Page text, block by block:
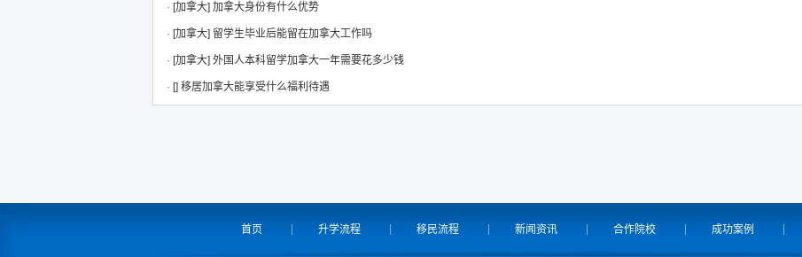
· [加拿大] 加拿大身份有什么优势
· [加拿大] 留学生毕业后能留在加拿大工作吗
· [加拿大] 外国人本科留学加拿大一年需要花多少钱
· [] 移居加拿大能享受什么福利待遇
首页 升学流程 移民流程 新闻资讯 合作院校 成功案例